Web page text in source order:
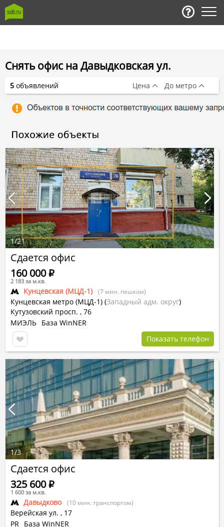
Снять офис на Давыдковская ул.
Сдается офис
Кунцевская (МЦД-1) (7 мин. пешком)
Кунцевская метро (МЦД-1) (Западный адм. округ)
Кутузовский просп. , 76
160 000Р
2 183 за м.кв.
МИЭЛЬ База WinNER
Показать телефон
1/21
Сдается офис
Давыдково (10 мин. транспортом)
Верейская ул. , 17
325 600Р
1 600 за м.кв.
PR База WinNER
1/3
5 объявлений Цена До метро